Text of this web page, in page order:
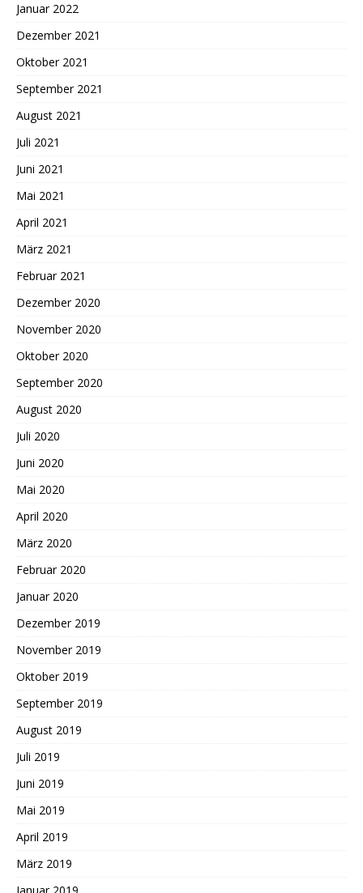
Januar 2022
Dezember 2021
Oktober 2021
September 2021
August 2021
Juli 2021
Juni 2021
Mai 2021
April 2021
März 2021
Februar 2021
Dezember 2020
November 2020
Oktober 2020
September 2020
August 2020
Juli 2020
Juni 2020
Mai 2020
April 2020
März 2020
Februar 2020
Januar 2020
Dezember 2019
November 2019
Oktober 2019
September 2019
August 2019
Juli 2019
Juni 2019
Mai 2019
April 2019
März 2019